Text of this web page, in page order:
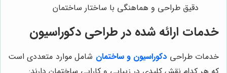
دقیق طراحی و هماهنگی با ساختار ساختمان
خدمات ارائه شده در طراحی دکوراسیون
خدمات طراحی دکوراسیون و ساختمان شامل موارد متعددی است